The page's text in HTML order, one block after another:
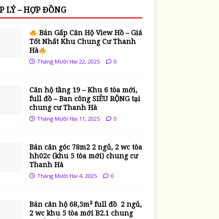
LÝ – HỢP ĐỒNG
Bán Gấp Căn Hộ View Hồ – Giá
Tốt Nhất Khu Chung Cư Thanh
Hà
Tháng Mười Hai 22, 2025 0
Căn hộ tầng 19 – Khu 6 tòa mới,
full đồ – Ban công SIÊU RỘNG tại
chung cư Thanh Hà
Tháng Mười Hai 11, 2025 0
Bán căn góc 78m2 2 ngủ, 2 wc tòa
hh02c (khu 5 tòa mới) chung cư
Thanh Hà
Tháng Mười Hai 4, 2025 0
Bán căn hộ 68,5m² full đồ 2 ngủ,
2 wc khu 5 tòa mới B2.1 chung